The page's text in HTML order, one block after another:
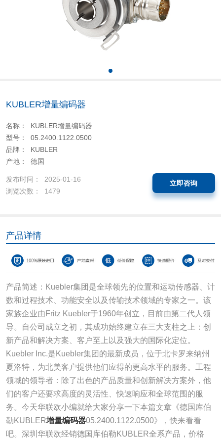
KUBLER增量编码器
名称： KUBLER增量编码器
型号： 05.2400.1122.0500
品牌： KUBLER
产地： 德国
发布时间： 2025-01-16
浏览次数： 1479
立即咨询
产品详情
产品简述：Kuebler集团是全球领先的位置和运动传感器、计
数和过程技术、功能安全以及传输技术领域的专家之一。该
家族企业由Fritz Kuebler于1960年创立，目前由第二代人领
导。自公司成立之初，其成功始终建立在三大支柱之上：创
新产品和解决方案、客户至上以及强大的国际化定位。
Kuebler Inc.是Kuebler集团的最新成员，位于北卡罗来纳州
夏洛特，为北美客户提供他们应得的更高水平的服务。工程
领域的领导者：除了出色的产品质量和创新解决方案外，他
们的客户还要求高度的灵活性、快速响应和全球范围的服
务。今天华联欧小编就给大家分享一下本篇文章《德国库伯
勒KUBLER增量编码器05.2400.1122.0500》，快来看看
吧。深圳华联欧经销德国库伯勒KUBLER全系产品，价格